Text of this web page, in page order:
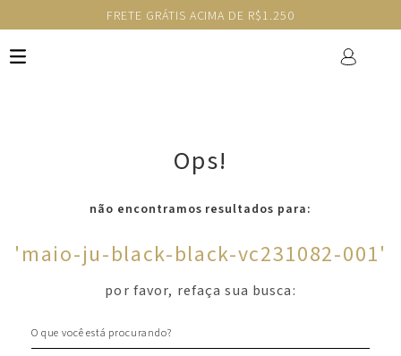
FRETE GRÁTIS ACIMA DE R$1.250
Ops!
não encontramos resultados para:
'maio-ju-black-black-vc231082-001'
por favor, refaça sua busca: